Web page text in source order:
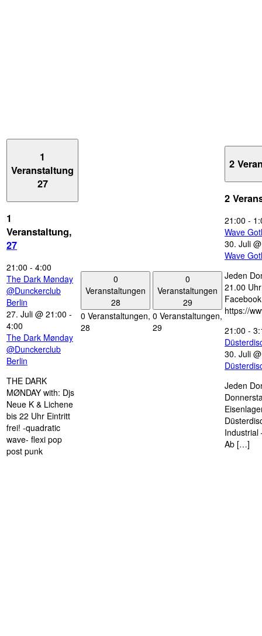
1
Veranstaltung
27
1
Veranstaltung,
27
21:00 - 4:00
The Dark Mønday
@Dunckerclub
Berlin
27. Juli @ 21:00 -
4:00
The Dark Mønday
@Dunckerclub
Berlin
THE DARK
MØNDAY with: Djs
Neue K & Lichene
bis 22 Uhr Eintritt
frei! -quadratic
wave- flexi pop
post punk
0
Veranstaltungen
28
0 Veranstaltungen,
28
0
Veranstaltungen
29
0 Veranstaltungen,
29
2
2
21:00 -
Wave
30. Juli
Wave
Jeden
21.00
https://
21:00 -
30. Juli
Jeden
Industrial
Ab […]